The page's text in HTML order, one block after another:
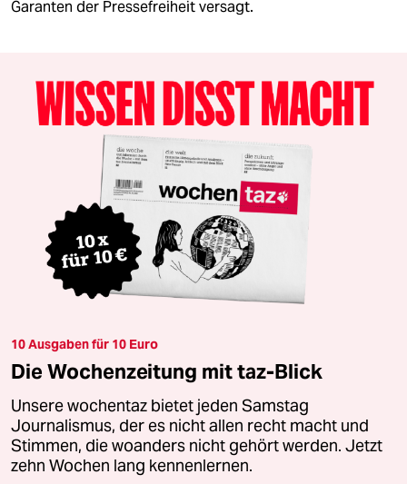
Garanten der Pressefreiheit versagt.
10 Ausgaben für 10 Euro
Die Wochenzeitung mit taz-Blick
Unsere wochentaz bietet jeden Samstag
Journalismus, der es nicht allen recht macht und
Stimmen, die woanders nicht gehört werden. Jetzt
zehn Wochen lang kennenlernen.